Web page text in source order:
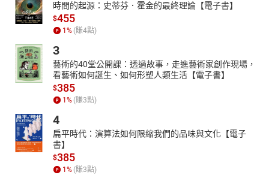
時間的起源：史蒂芬．霍金的最終理論【電子書】
$455
1 % (賺4點)
3
藝術的40堂公開課：透過故事，走進藝術家創作現場，
看藝術如何誕生、如何形塑人類生活【電子書】
$385
1 % (賺3點)
4
扁平時代：演算法如何限縮我們的品味與文化【電子
書】
$385
1 % (賺3點)